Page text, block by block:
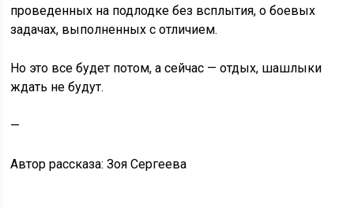
проведенных на подлодке без всплытия, о боевых
задачах, выполненных с отличием.
Но это все будет потом, а сейчас — отдых, шашлыки
ждать не будут.
—
Автор рассказа: Зоя Сергеева